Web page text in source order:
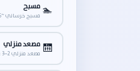
🏊 مسبح
مسبح خرساني ~6×3م شامل الفلتر والمضخة والإضاءة
🛗 مصعد منزلي
مصعد منزلي 2–3 وقفات